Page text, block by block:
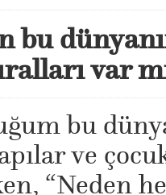
bu
var
bu
ve
“Neden